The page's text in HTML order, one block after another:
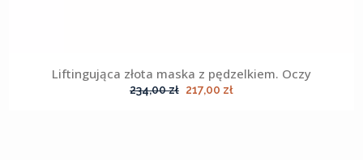
Liftingująca złota maska z pędzelkiem. Oczy
234,00zł Pierwotna
cena
217,00 złAktualna